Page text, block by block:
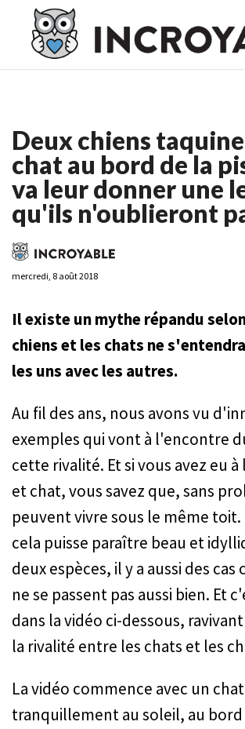
Casino En Ligne France
Casino En Ligne France
Ligne
Deux chiens
chat au bord de la
va leur donner une
qu'ils n'oublieront
mercredi, 8 août 2018
Il existe un mythe répandu
chiens et les chats ne
les uns avec les autres.
Au fil des ans, nous avons vu
exemples qui vont à l'encontre
cette rivalité. Et si vous avez eu à
et chat, vous savez que, sans
peuvent vivre sous le même toit.
cela puisse paraître beau et
deux espèces, il y a aussi des cas
ne se passent pas aussi bien. Et
dans la vidéo ci-dessous,
la rivalité entre les chats et les
La vidéo commence avec un
tranquillement au soleil, au bord